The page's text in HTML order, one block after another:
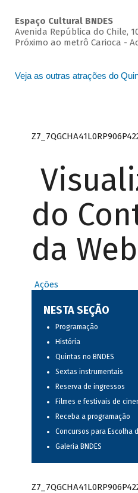
Espaço Cultural BNDES
Avenida República do Chile,
Próximo ao metrô Carioca -
Veja as outras atrações do
do
da Web
Ações
NESTA SEÇÃO
Programação
História
Quintas no BNDES
Sextas instrumentais
Reserva de ingressos
Filmes e festivais de
Receba a programação
Concursos para Escolha
Galeria BNDES